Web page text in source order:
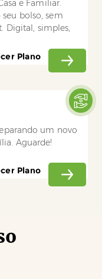
e Familiar.
bolso, sem
Digital, simples,
Plano
um novo
Aguarde!
Plano